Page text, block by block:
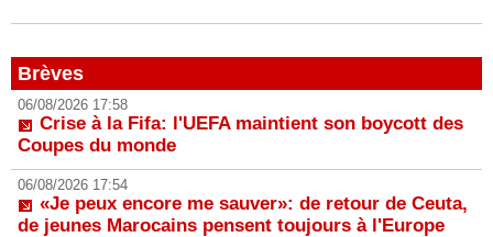
Brèves
06/08/2026 17:58
Crise à la Fifa: l'UEFA maintient son boycott des
Coupes du monde
06/08/2026 17:54
«Je peux encore me sauver»: de retour de Ceuta,
de jeunes Marocains pensent toujours à l'Europe